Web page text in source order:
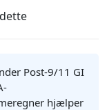
Post-9/11 GI
hjælper